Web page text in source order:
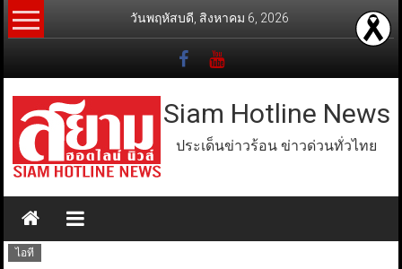
Skip
to
วันพฤหัสบดี, สิงหาคม 6, 2026
Siam Hotline News
ประเด็นข่าวร้อน ข่าวด่วนทั่วไทย
ไอที